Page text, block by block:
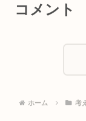
コメント
ホーム 考